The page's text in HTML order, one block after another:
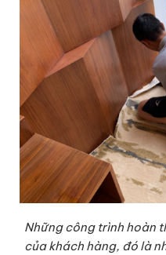
Những công trình hoàn
của khách hàng, đó là